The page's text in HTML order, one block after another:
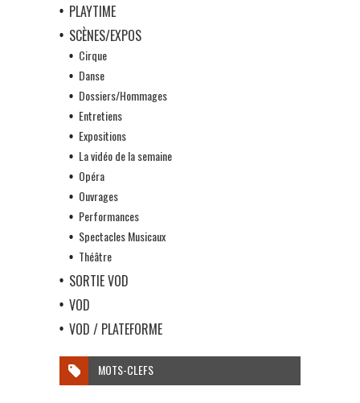
PLAYTIME
SCÈNES/EXPOS
Cirque
Danse
Dossiers/Hommages
Entretiens
Expositions
La vidéo de la semaine
Opéra
Ouvrages
Performances
Spectacles Musicaux
Théâtre
SORTIE VOD
VOD
VOD / PLATEFORME
MOTS-CLEFS